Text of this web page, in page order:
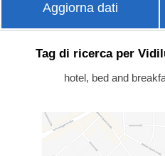
Aggiorna dati
Tag di ricerca per
hotel, bed and